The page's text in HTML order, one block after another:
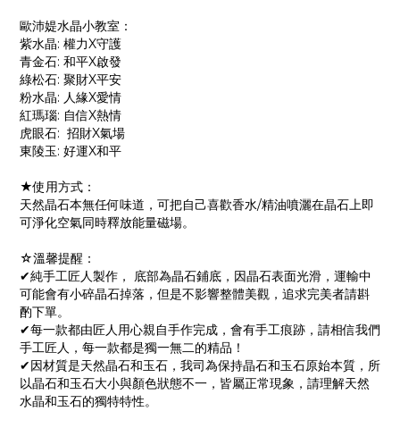
歐沛媞水晶小教室：
紫水晶: 權力X守護
青金石: 和平X啟發
綠松石: 聚財X平安
粉水晶: 人緣X愛情
紅瑪瑙: 自信X熱情
虎眼石: 招財X氣場
東陵玉: 好運X和平
★使用方式：
天然晶石本無任何味道，可把自己喜歡香水/精油噴灑在晶石上即
可淨化空氣同時釋放能量磁場。
☆溫馨提醒：
✔純手工匠人製作， 底部為晶石鋪底，因晶石表面光滑，運輸中
可能會有小碎晶石掉落，但是不影響整體美觀，追求完美者請斟
酌下單。
✔每一款都由匠人用心親自手作完成，會有手工痕跡，請相信我們
手工匠人，每一款都是獨一無二的精品！
✔因材質是天然晶石和玉石，我司為保持晶石和玉石原始本質，所
以晶石和玉石大小與顏色狀態不一，皆屬正常現象，請理解天然
水晶和玉石的獨特特性。